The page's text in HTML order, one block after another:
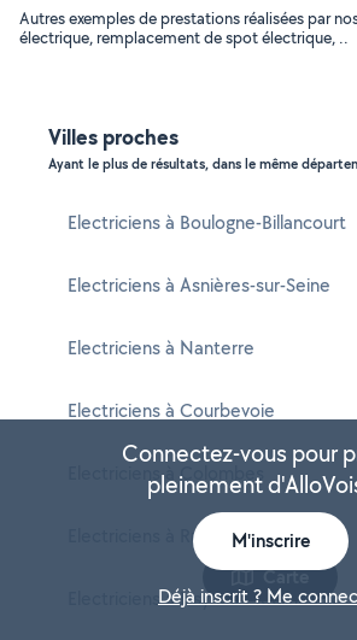
Autres exemples de prestations réalisées par
électrique, remplacement de spot électrique, ..
Villes proches
Ayant le plus de résultats, dans le même
Electriciens à Boulogne-Billancourt
Electriciens à Asnières-sur-Seine
Electriciens à Nanterre
Electriciens à Courbevoie
Electriciens à Colombes
Electriciens à Rueil-Malmaison
Electriciens à Issy-les-Moulineaux
Carte
Connectez-vous pour
pleinement
M'inscrire
Déjà inscrit ? Me